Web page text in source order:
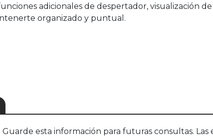
adicionales de despertador, visualización
organizado y puntual.
esta información para futuras consultas.